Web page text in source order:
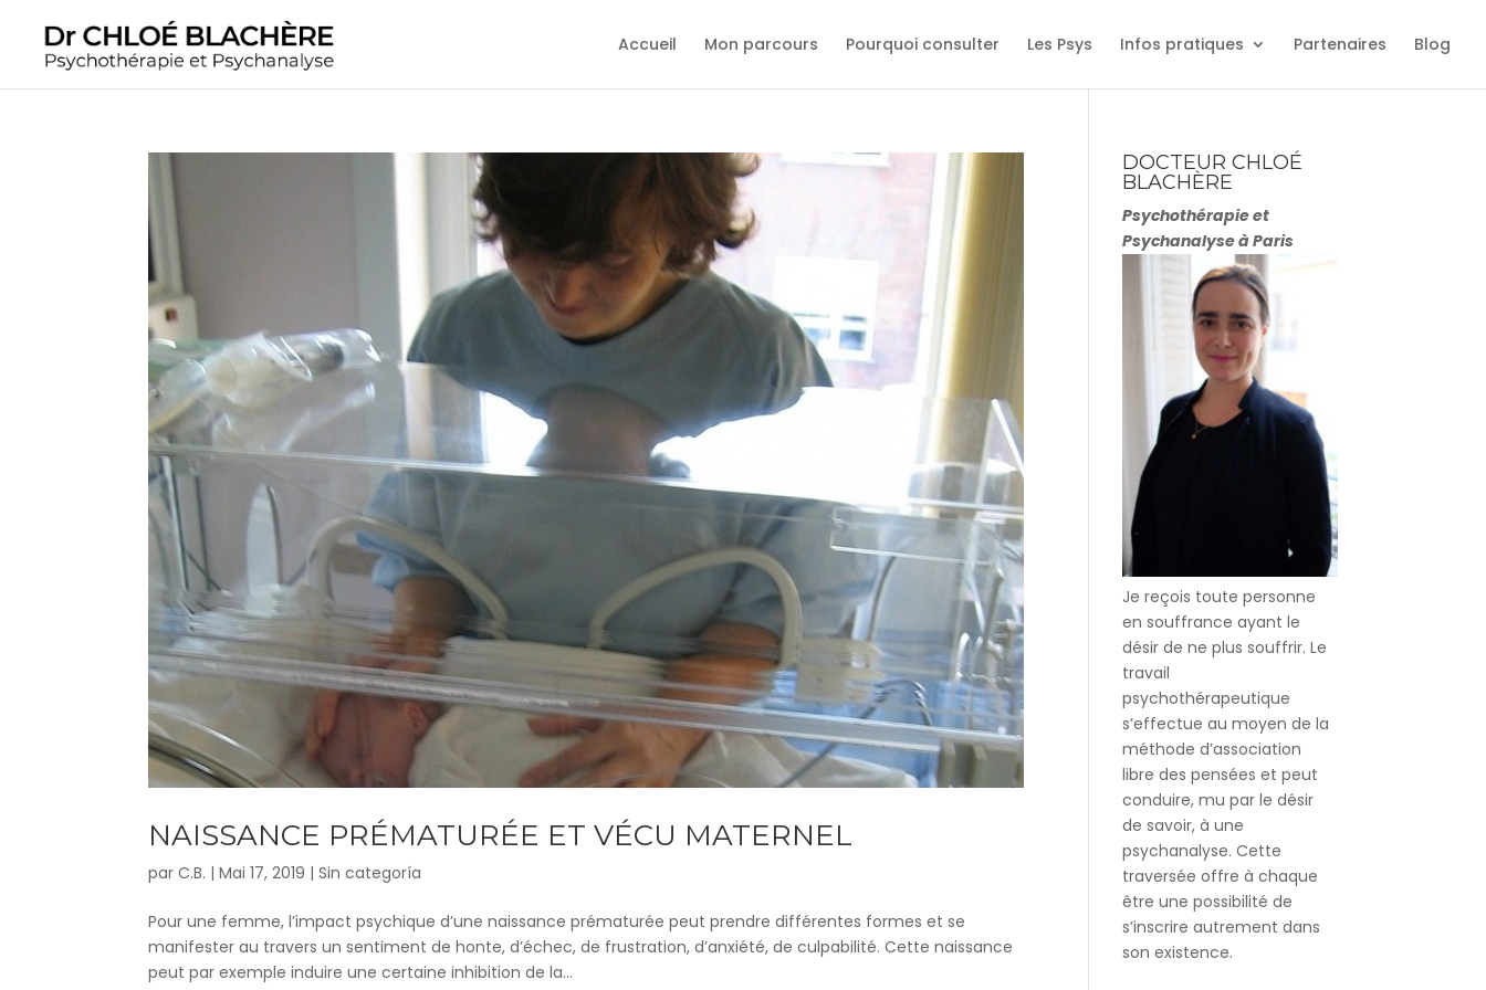
Accueil Mon parcours Pourquoi consulter Les Psys Infos pratiques Partenaires Blog
NAISSANCE PRÉMATURÉE ET VÉCU MATERNEL
parC.B. |Mai 17, 2019 |Sin categoría
Pour une femme, l’impact psychique d’une naissance prématurée peut prendre différentes formes et se
manifester au travers un sentiment de honte, d’échec, de frustration, d’anxiété, de culpabilité. Cette naissance
peut par exemple induire une certaine inhibition de la...
DOCTEUR CHLOÉ
BLACHÈRE
Psychothérapie et
Psychanalyse à Paris
Je reçois toute personne
en souffrance ayant le
désir de ne plus souffrir. Le
travail
psychothérapeutique
s’effectue au moyen de la
méthode d’association
libre des pensées et peut
conduire, mu par le désir
de savoir, à une
psychanalyse. Cette
traversée offre à chaque
être une possibilité de
s’inscrire autrement dans
son existence.